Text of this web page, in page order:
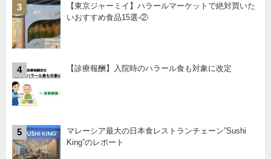
3
【東京ジャーミイ】ハラールマーケットで絶対買いた
いおすすめ食品15選-②
4 【診療報酬】入院時のハラール食も対象に改定
5
マレーシア最大の日本食レストランチェーン”Sushi
King”のレポート